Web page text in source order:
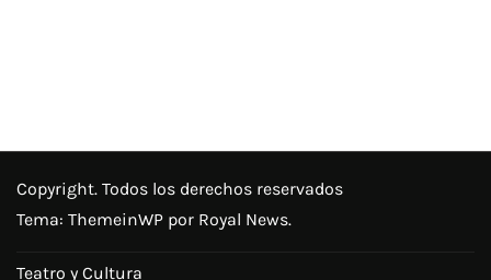
Copyright. Todos los derechos reservados
Tema: ThemeinWP por Royal News.
Teatro y Cultura